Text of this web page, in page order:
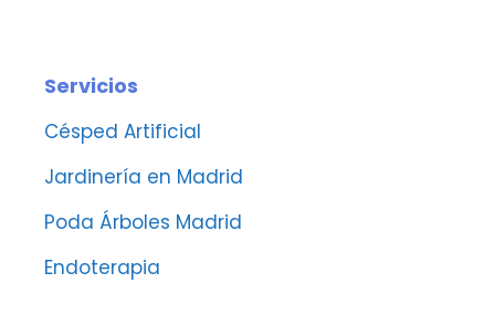
Servicios
Césped Artificial
Jardinería en Madrid
Poda Árboles Madrid
Endoterapia